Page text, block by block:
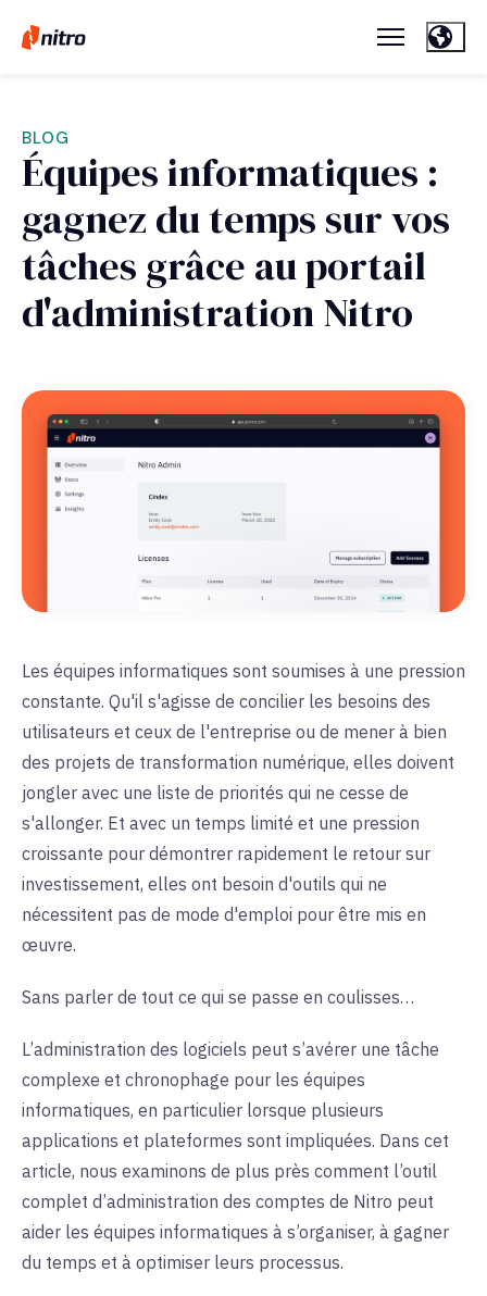
BLOG
Équipes informatiques :
gagnez du temps sur vos
tâches grâce au portail
d'administration Nitro
Les équipes informatiques sont soumises à une pression
constante. Qu'il s'agisse de concilier les besoins des
utilisateurs et ceux de l'entreprise ou de mener à bien
des projets de transformation numérique, elles doivent
jongler avec une liste de priorités qui ne cesse de
s'allonger. Et avec un temps limité et une pression
croissante pour démontrer rapidement le retour sur
investissement, elles ont besoin d'outils qui ne
nécessitent pas de mode d'emploi pour être mis en
œuvre.
Sans parler de tout ce qui se passe en coulisses…
L’administration des logiciels peut s’avérer une tâche
complexe et chronophage pour les équipes
informatiques, en particulier lorsque plusieurs
applications et plateformes sont impliquées. Dans cet
article, nous examinons de plus près comment l’outil
complet d’administration des comptes de Nitro peut
aider les équipes informatiques à s’organiser, à gagner
du temps et à optimiser leurs processus.